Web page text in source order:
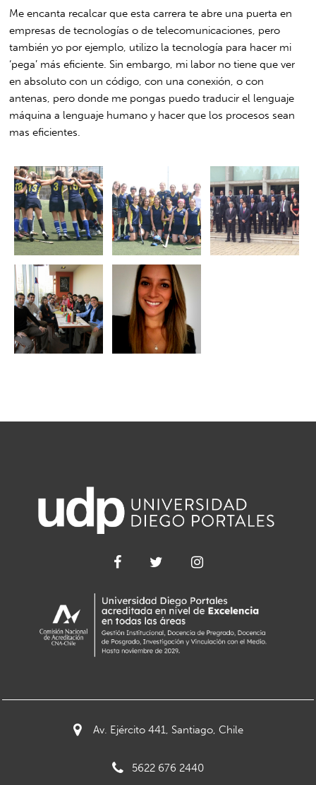
Me encanta recalcar que esta carrera te abre una puerta en
empresas de tecnologías o de telecomunicaciones, pero
también yo por ejemplo, utilizo la tecnología para hacer mi
‘pega’ más eficiente. Sin embargo, mi labor no tiene que ver
en absoluto con un código, con una conexión, o con
antenas, pero donde me pongas puedo traducir el lenguaje
máquina a lenguaje humano y hacer que los procesos sean
mas eficientes.
Av. Ejército 441, Santiago, Chile
5622 676 2440